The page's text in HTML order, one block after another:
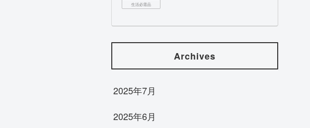
生活必需品
Archives
2025年7月
2025年6月